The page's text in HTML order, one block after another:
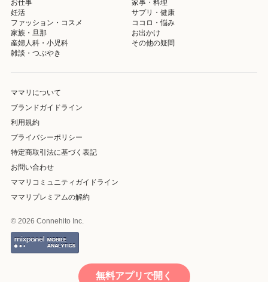
お仕事
家事・料理
妊活
サプリ・健康
ファッション・コスメ
ココロ・悩み
家族・旦那
お出かけ
産婦人科・小児科
その他の疑問
雑談・つぶやき
ママリについて
ブランドガイドライン
利用規約
プライバシーポリシー
特定商取引法に基づく表記
お問い合わせ
ママリコミュニティガイドライン
ママリプレミアムの解約
© 2026 Connehito Inc.
無料アプリで開く